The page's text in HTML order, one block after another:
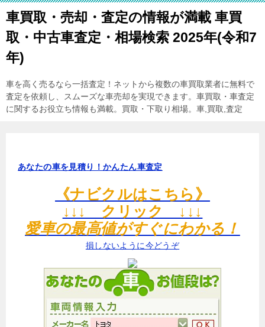
車買取・売却・査定の情報が満載 車買
取・中古車査定・相場検索 2025年(令和7
年)
車を高く売るなら一括査定！ネットから複数の車買取業者に無料で
査定を依頼し、スムーズな車売却を実現できます。車買取・車査定
に関するお役立ち情報も満載。買取・下取り相場。車,買取,査定
あなたの車を見積り！かんたん車査定
《ナビクルはこちら》
↓↓↓ クリック ↓↓↓
愛車の最高値がすぐにわかる！
損しないように今どうぞ